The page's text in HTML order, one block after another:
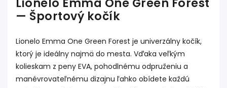
— Športový kočík
Lionelo Emma One Green Forest je univerzálny kočík,
ktorý je ideálny najmä do mesta. Vďaka veľkým
kolieskam z peny EVA, pohodlnému odpruženiu a
manévrovateľnému dizajnu ľahko obídete každú